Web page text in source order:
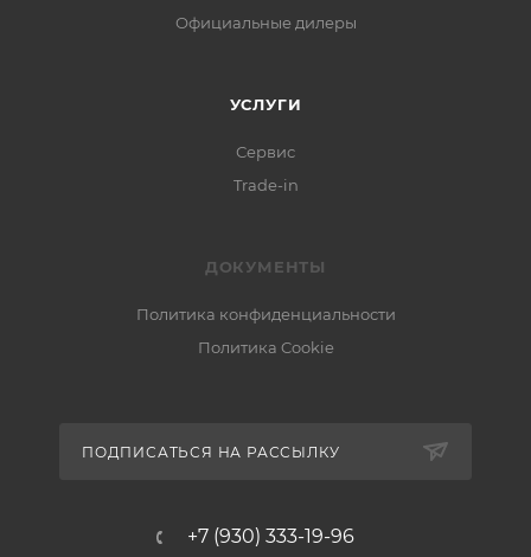
Официальные дилеры
УСЛУГИ
Сервис
Trade-in
ДОКУМЕНТЫ
Политика конфиденциальности
Политика Cookie
ПОДПИСАТЬСЯ НА РАССЫЛКУ
+7 (930) 333-19-96